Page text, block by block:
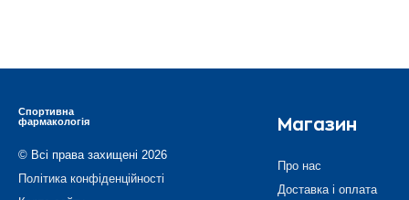
Спортивна
фармакологія
© Всі права захищені 2026
Політика конфіденційності
Магазин
Про нас
Доставка і оплата